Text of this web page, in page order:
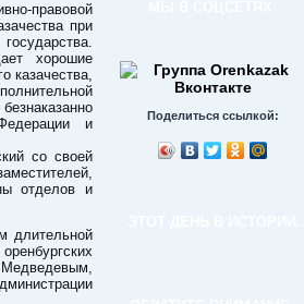
правовой
при
хорошие
казачества,
и
со своей
отделов и
длительной
Медведевым,
Поделиться ссылкой: